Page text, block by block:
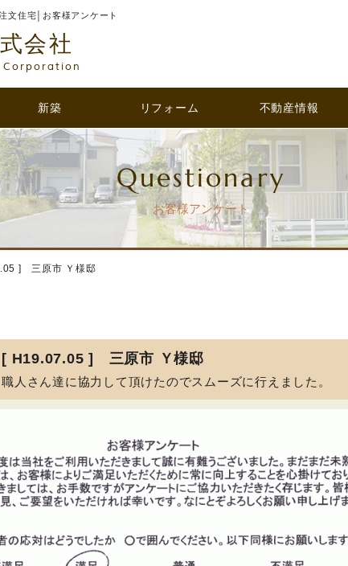
文住宅│お客様アンケート
会社
新築 リフォーム 不動産情報
Questionary
お客様アンケート
] 三原市 Ｙ様邸
[ H19.07.05 ] 三原市 Ｙ様邸
職人さん達に協力して頂けたのでスムーズに行えました。